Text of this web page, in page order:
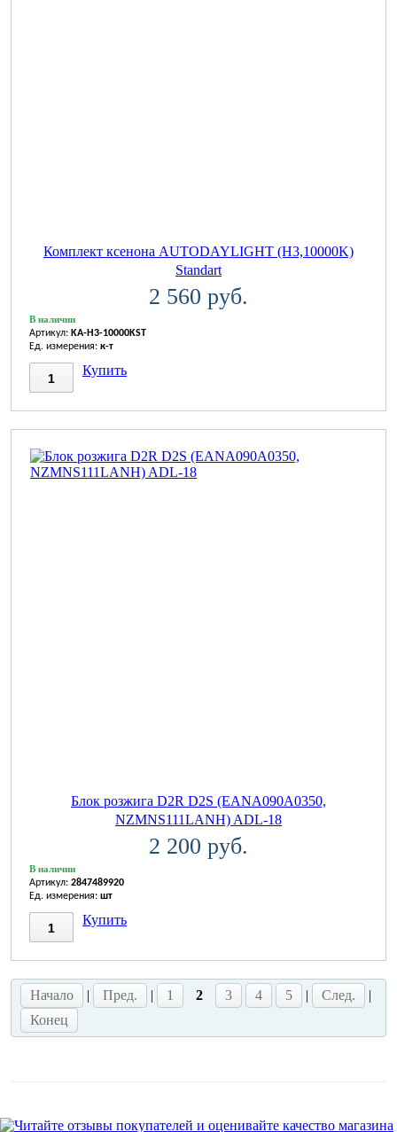
Комплект ксенона AUTODAYLIGHT (H3,10000K)
Standart
2 560 руб.
В наличии
Артикул: KA-H3-10000KST
Ед. измерения: к-т
Купить
Блок розжига D2R D2S (EANA090A0350,
NZMNS111LANH) ADL-18
2 200 руб.
В наличии
Артикул: 2847489920
Ед. измерения: шт
Купить
Начало | Пред. | 1 2 3 4 5 | След.
|
Конец